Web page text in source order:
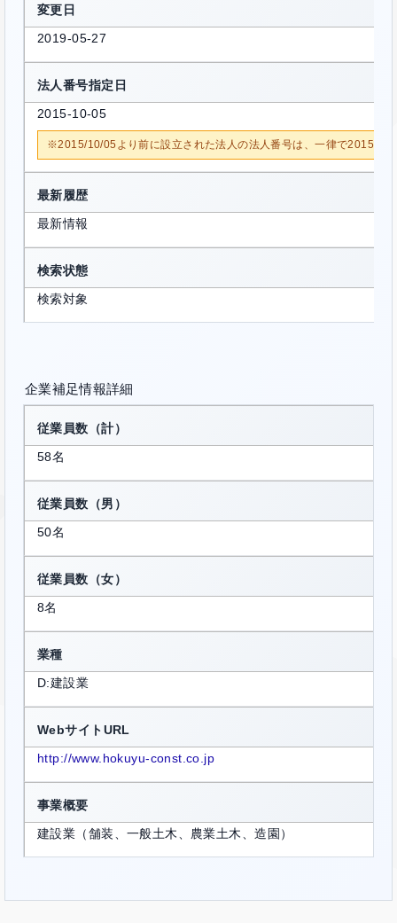
変更日
2019-05-27
法人番号指定日
2015-10-05
※2015/10/05より前に設立された法人の法人番号は、一律で2015/10/
最新履歴
最新情報
検索状態
検索対象
企業補足情報詳細
従業員数（計）
58名
従業員数（男）
50名
従業員数（女）
8名
業種
D:建設業
WebサイトURL
http://www.hokuyu-const.co.jp
事業概要
建設業（舗装、一般土木、農業土木、造園）